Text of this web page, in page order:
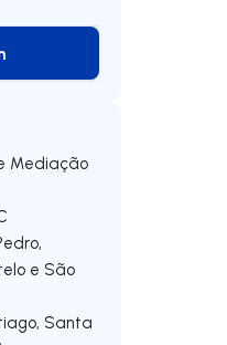
Mediação
e São
Santa